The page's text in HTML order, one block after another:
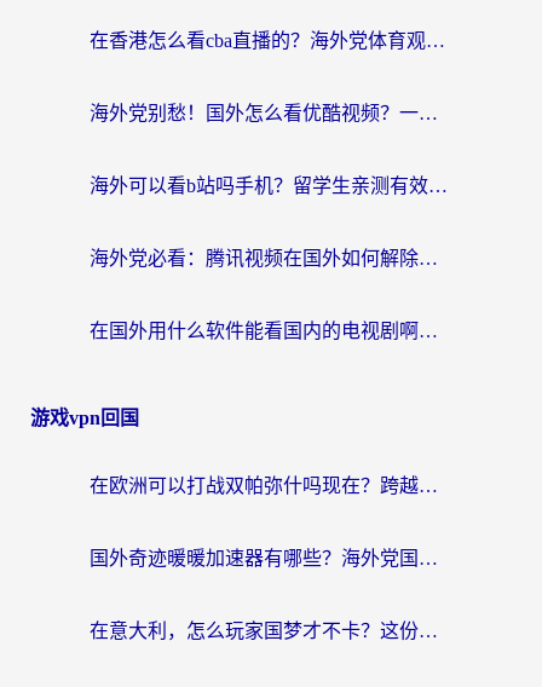
在香港怎么看cba直播的？海外党体育观赛终极指南：告别版权限制，畅享中文解说
海外党别愁！国外怎么看优酷视频？一招解决追剧、看直播难题
海外可以看b站吗手机？留学生亲测有效的回国加速指南
海外党必看：腾讯视频在国外如何解除地域限制？附优酷咪咕使用指南
在国外用什么软件能看国内的电视剧啊？留学生亲测有效的回国加速方案
游戏vpn回国
在欧洲可以打战双帕弥什吗现在？跨越延迟墙的实战指南
国外奇迹暖暖加速器有哪些？海外党国服游戏畅玩终极指南（附亲测推荐）
在意大利，怎么玩家国梦才不卡？这份终极加速指南请收好